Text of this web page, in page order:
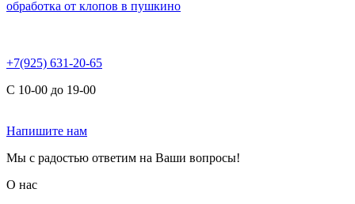
обработка от клопов в пушкино
+7(925) 631-20-65
С 10-00 до 19-00
Напишите нам
Мы с радостью ответим на Ваши вопросы!
О нас